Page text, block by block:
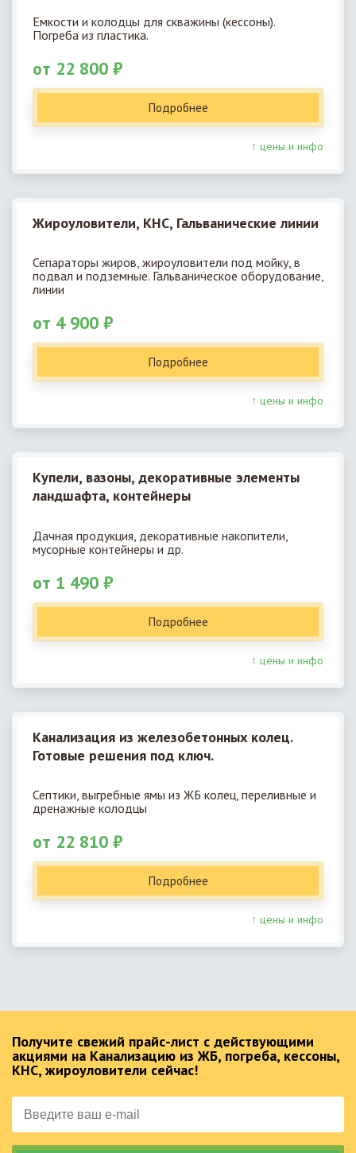
Емкости и колодцы для скважины (кессоны).
Погреба из пластика.
от 22 800 ₽
Подробнее
↑ цены и инфо
Жироуловители, КНС, Гальванические линии
Сепараторы жиров, жироуловители под мойку, в
подвал и подземные. Гальваническое оборудование,
линии
от 4 900 ₽
Подробнее
↑ цены и инфо
Купели, вазоны, декоративные элементы
ландшафта, контейнеры
Дачная продукция, декоративные накопители,
мусорные контейнеры и др.
от 1 490 ₽
Подробнее
↑ цены и инфо
Канализация из железобетонных колец.
Готовые решения под ключ.
Септики, выгребные ямы из ЖБ колец, переливные и
дренажные колодцы
от 22 810 ₽
Подробнее
↑ цены и инфо
Получите свежий прайс-лист с действующими
акциями на Канализацию из ЖБ, погреба, кессоны,
КНС, жироуловители сейчас!